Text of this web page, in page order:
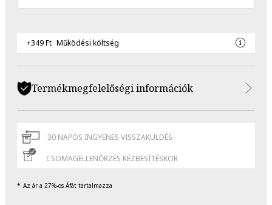
+349 Ft Működési költség
Termékmegfelelőségi információk
30 NAPOS INGYENES VISSZAKÜLDÉS
CSOMAGELLENŐRZÉS KÉZBESÍTÉSKOR
Az ár a 27%-os Áfát tartalmazza